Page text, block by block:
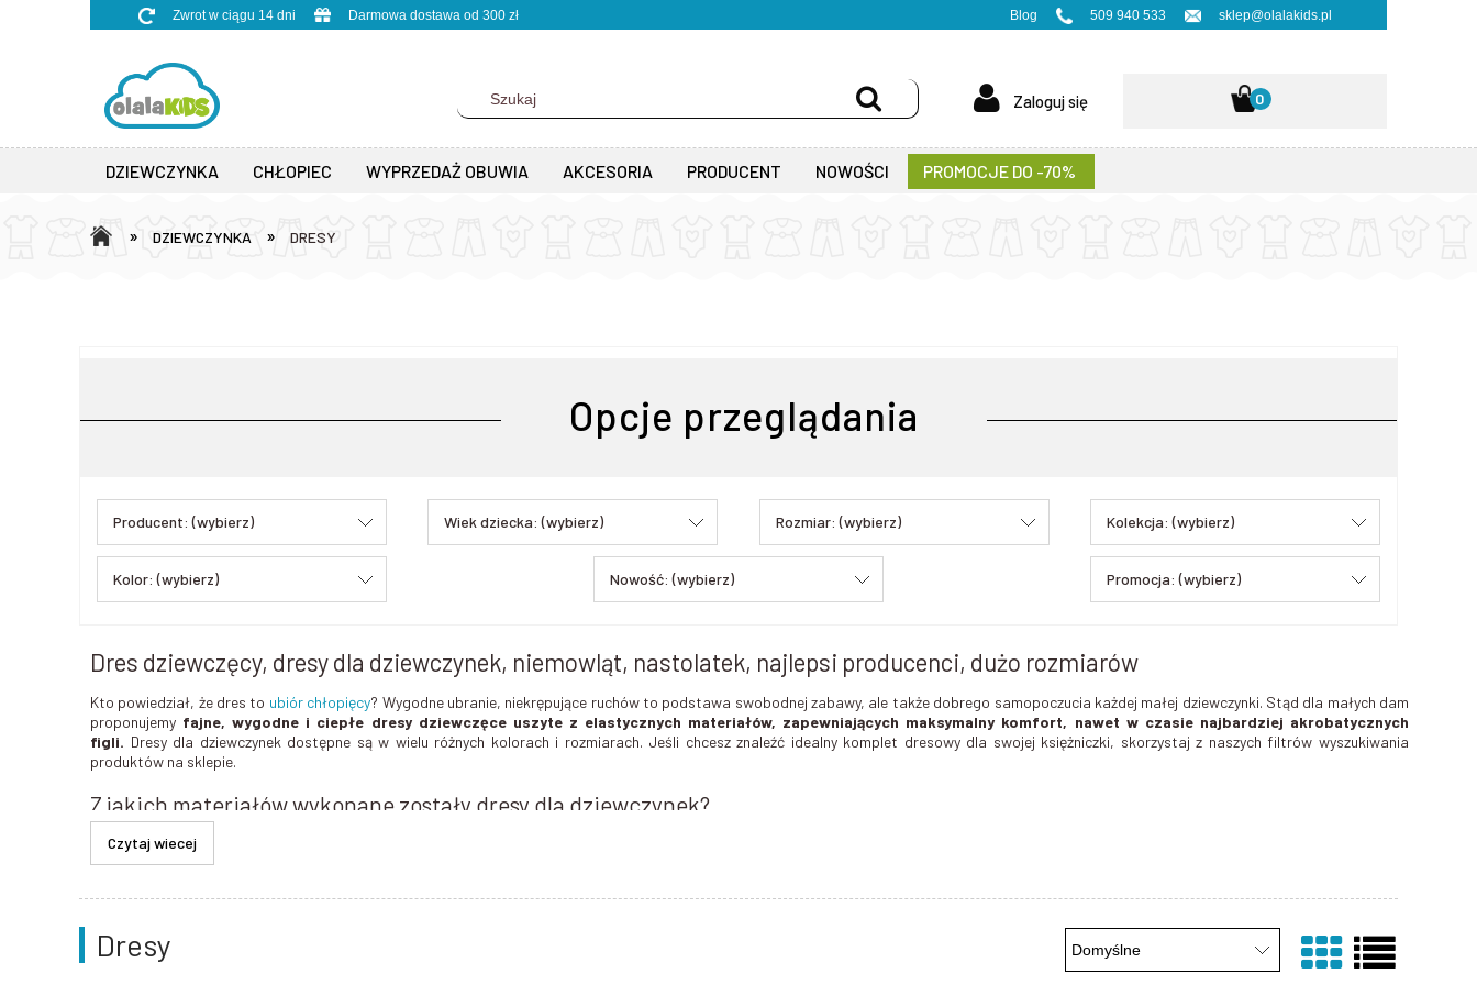
Zwrot w ciągu 14 dni Darmowa dostawa od 300 zł Blog 509 940 533 sklep@olalakids.pl
0
Zaloguj się
DZIEWCZYNKA CHŁOPIEC WYPRZEDAŻ OBUWIA AKCESORIA PRODUCENT NOWOŚCI PROMOCJE DO -70%
» DZIEWCZYNKA » DRESY
Opcje przeglądania
Producent: (wybierz) Wiek dziecka: (wybierz) Rozmiar: (wybierz) Kolekcja: (wybierz)
Kolor: (wybierz) Nowość: (wybierz) Promocja: (wybierz)
Dres dziewczęcy, dresy dla dziewczynek, niemowląt, nastolatek, najlepsi producenci, dużo rozmiarów
Kto powiedział, że dres to ubiór chłopięcy? Wygodne ubranie, niekrępujące ruchów to podstawa swobodnej zabawy, ale także dobrego samopoczucia każdej małej dziewczynki. Stąd dla małych dam
proponujemy fajne, wygodne i ciepłe dresy dziewczęce uszyte z elastycznych materiałów, zapewniających maksymalny komfort, nawet w czasie najbardziej akrobatycznych
figli. Dresy dla dziewczynek dostępne są w wielu różnych kolorach i rozmiarach. Jeśli chcesz znaleźć idealny komplet dresowy dla swojej księżniczki, skorzystaj z naszych filtrów wyszukiwania
produktów na sklepie.
Z jakich materiałów wykonane zostały dresy dla dziewczynek?
Dresy dla dziewczynek są nie tylko wygodne i stylowe, ale również bardzo trwałe, dzięki odpowiedniej jakości materiałom użytym do ich produkcji.
zniosą wielokrotne pranie.
Dres dziewczęcy - dostępne fasony
lub wygodnych legginsów.Taki gotowy zestaw pozwoli ubrać Twoje
Dresy